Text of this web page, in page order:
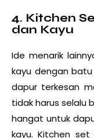
4. Kitchen
dan Kayu
Ide menarik
kayu dengan
dapur terkesan
tidak harus selalu
hangat untuk
kayu. Kitchen